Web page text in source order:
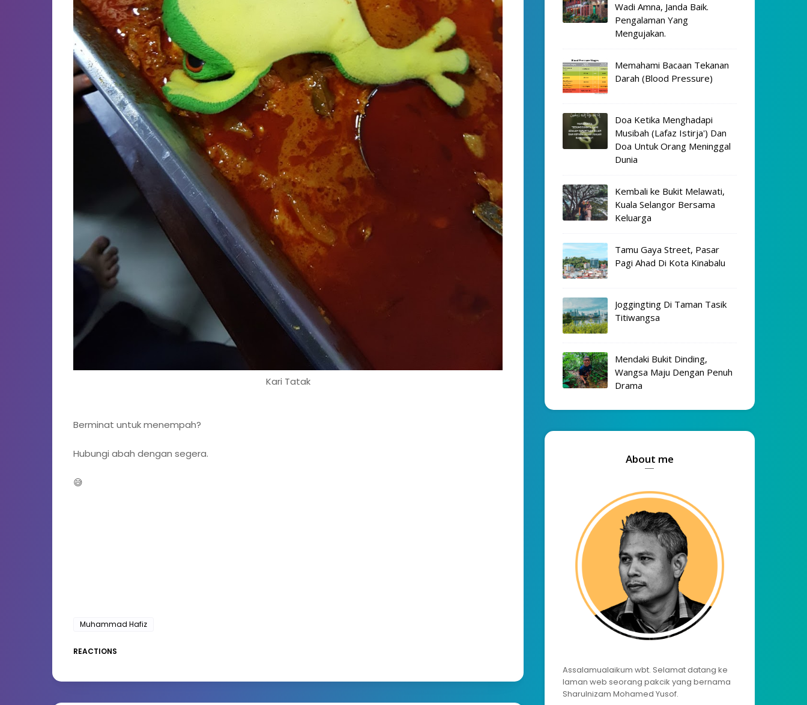
Kari Tatak
Berminat untuk menempah?
Hubungi abah dengan segera.
😅
Muhammad Hafiz
REACTIONS
Wadi Amna, Janda Baik.
Pengalaman Yang
Mengujakan.
Memahami Bacaan Tekanan
Darah (Blood Pressure)
Doa Ketika Menghadapi
Musibah (Lafaz Istirja') Dan
Doa Untuk Orang Meninggal
Dunia
Kembali ke Bukit Melawati,
Kuala Selangor Bersama
Keluarga
Tamu Gaya Street, Pasar
Pagi Ahad Di Kota Kinabalu
Joggingting Di Taman Tasik
Titiwangsa
Mendaki Bukit Dinding,
Wangsa Maju Dengan Penuh
Drama
About me
Assalamualaikum wbt. Selamat datang ke
laman web seorang pakcik yang bernama
Sharulnizam Mohamed Yusof.